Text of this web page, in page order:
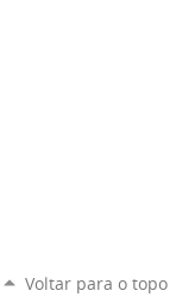
Voltar para o topo